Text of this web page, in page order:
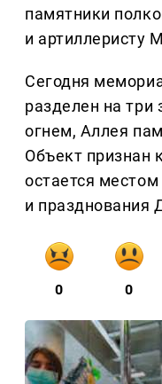
памятники
и артиллеристу
Сегодня
разделен на
огнем, Аллея
Объект признан
остается
и празднования
0 0